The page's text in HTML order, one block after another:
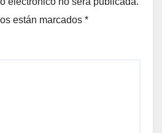
están marcados *